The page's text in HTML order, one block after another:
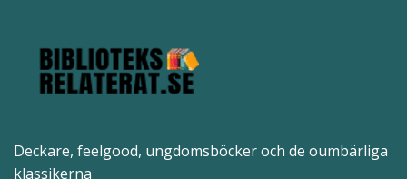
Deckare, feelgood, ungdomsböcker och de oumbärliga
klassikerna